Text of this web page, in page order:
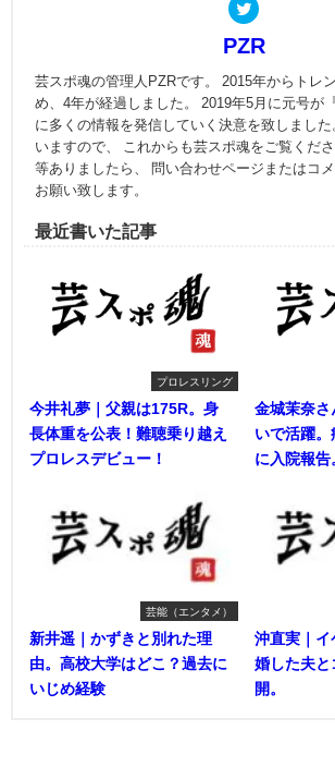
PZR
芸スポ魂の管理人PZRです。 2015年からトレ
め、4年が経過しました。 2019年5月に元号が
に多くの情報を発信していく決意を致しまし
いますので、 これからも芸スポ魂をご覧くだ
等ありましたら、 問い合わせページまたはコ
お願い致します。
最近書いた記事
プロレスリング
今井礼夢｜父親は175R。身
長体重を公表！難聴乗り越え
プロレスデビュー！
金城茉奈さ
いで活躍
に入院報告
芸能（エンタメ）
新井遥｜かずきと別れた理
由。高校大学はどこ？過去に
いじめ経験
沖直実｜イ
婚した夫と
開。